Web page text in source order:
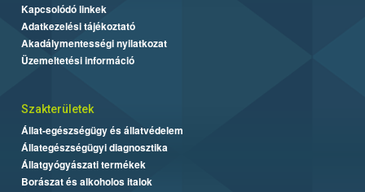
Kapcsolódó linkek
Adatkezelési tájékoztató
Akadálymentességi nyilatkozat
Üzemeltetési információ
Szakterületek
Állat-egészségügy és állatvédelem
Állategészségügyi diagnosztika
Állatgyógyászati termékek
Borászat és alkoholos italok